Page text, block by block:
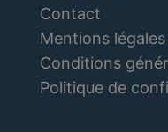
Contact
Mentions légales
Conditions
Politique de